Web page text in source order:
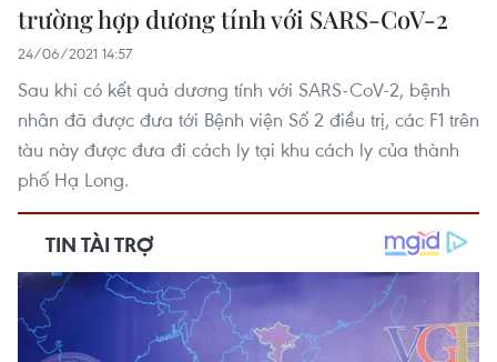
trường hợp dương tính với SARS-CoV-2
24/06/2021 14:57
Sau khi có kết quả dương tính với SARS-CoV-2, bệnh
nhân đã được đưa tới Bệnh viện Số 2 điều trị, các F1 trên
tàu này được đưa đi cách ly tại khu cách ly của thành
phố Hạ Long.